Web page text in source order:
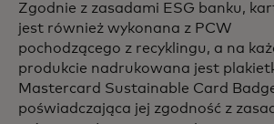
Zgodnie z zasadami ESG banku,
jest również wykonana z PCW
pochodzącego z recyklingu, a na
produkcie nadrukowana jest
Mastercard Sustainable Card
poświadczająca jej zgodność z